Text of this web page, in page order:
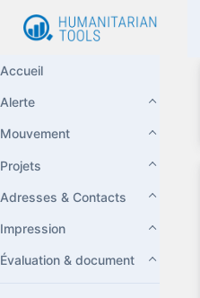
Accueil
Alerte
Mouvement
Projets
Adresses & Contacts
Impression
Évaluation & document